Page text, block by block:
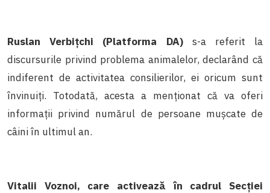
Ruslan Verbițchi (Platforma DA)s-a referit la
discursurile privind problema animalelor, declarând că
indiferent de activitatea consilierilor, ei oricum sunt
învinuiți. Totodată, acesta a menționat că va oferi
informații privind numărul de persoane mușcate de
câini în ultimul an.
Vitalii Voznoi, care activează în cadrul Secției